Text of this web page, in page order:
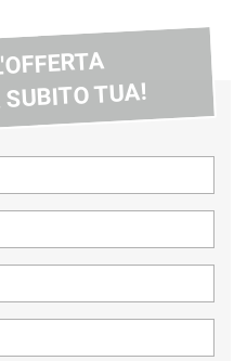
TUA!